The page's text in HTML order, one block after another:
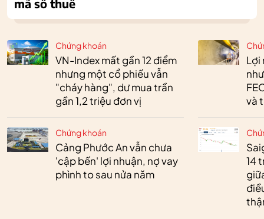
Chứng khoán
VN-Index mất gần 12 điểm
nhưng một cổ phiếu vẫn
"cháy hàng", dư mua trần
gần 1,2 triệu đơn vị
Chứng khoán
Cảng Phước An vẫn chưa
'cập bến' lợi nhuận, nợ vay
phình to sau nửa năm
Lợi
và
14
mã số thuế